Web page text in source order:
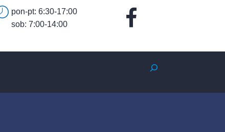
pon-pt: 6:30-17:00
sob: 7:00-14:00
Szukaj